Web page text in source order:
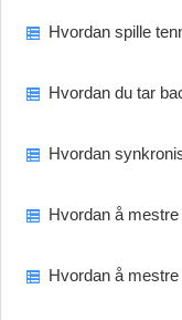
Hvordan spille
Hvordan du tar
Hvordan
Hvordan å
Hvordan å